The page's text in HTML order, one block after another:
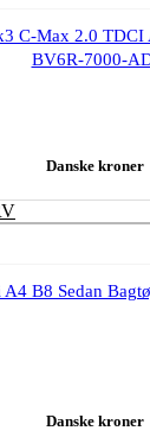
C-Max 2.0 TDCI
BV6R-7000-
Danske kroner
A4 B8 Sedan
Danske kroner